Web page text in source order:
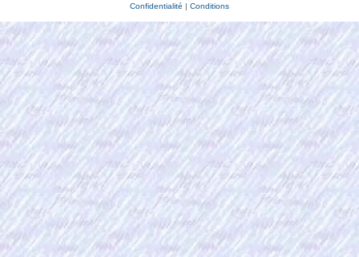
Confidentialité | Conditions